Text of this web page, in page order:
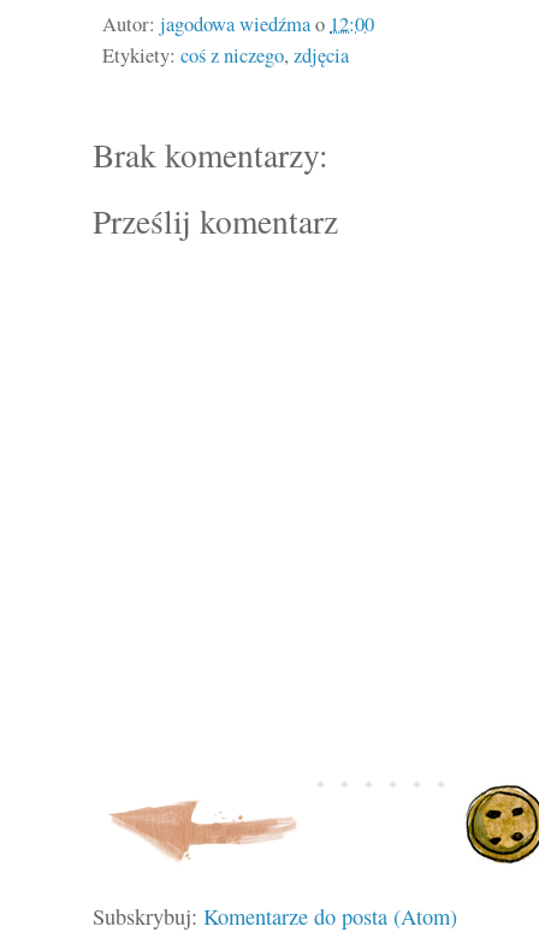
Autor: jagodowa wiedźmao 12:00
Etykiety: coś z niczego, zdjęcia
Brak komentarzy:
Prześlij komentarz
Subskrybuj: Komentarze do posta (Atom)